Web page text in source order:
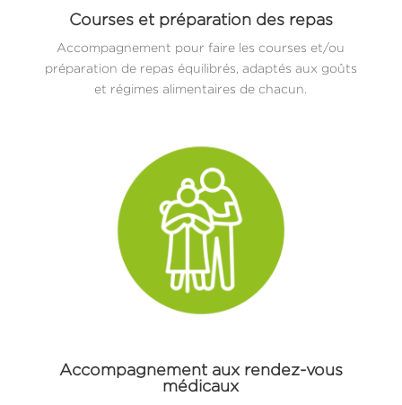
Courses et préparation des repas
Accompagnement pour faire les courses et/ou
préparation de repas équilibrés, adaptés aux goûts
et régimes alimentaires de chacun.
Accompagnement aux rendez-vous
médicaux